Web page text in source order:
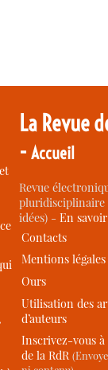
La Revue
-Accueil
Revue
idées) -En
Contacts
Mentions légales
Ours
Utilisation des
d’auteurs
Inscrivez-vous
de la RdR